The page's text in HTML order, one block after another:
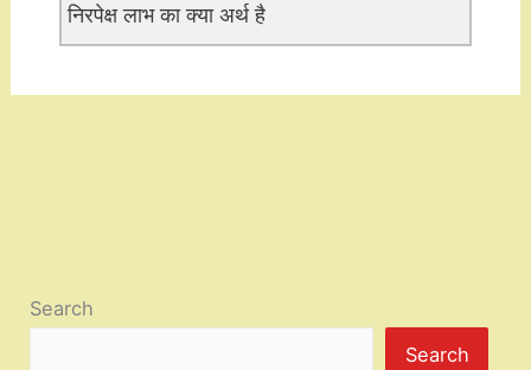
निरपेक्ष लाभ का क्या अर्थ है
Search
Search